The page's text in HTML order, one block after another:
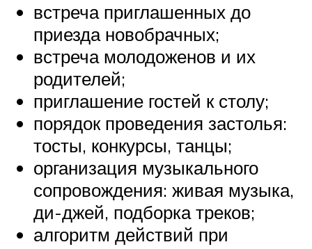
встреча приглашенных до
приезда новобрачных;
встреча молодоженов и их
родителей;
приглашение гостей к столу;
порядок проведения застолья:
тосты, конкурсы, танцы;
организация музыкального
сопровождения: живая музыка,
ди-джей, подборка треков;
алгоритм действий при